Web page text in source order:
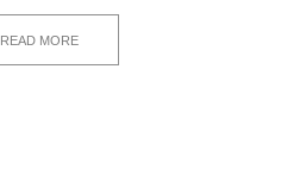
READ MORE